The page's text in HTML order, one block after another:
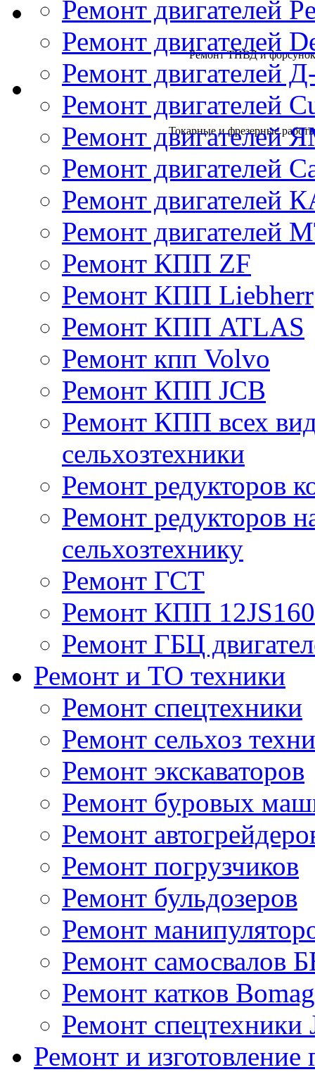
Ремонт ТНВД и форсунок
Токарные и фрезерные
Ремонт двигателей
Ремонт двигателей
Ремонт двигателей
Ремонт двигателей
Ремонт двигателей
Ремонт двигателей
Ремонт двигателей
Ремонт двигателей
Ремонт КПП ZF
Ремонт КПП Liebherr
Ремонт КПП ATLAS
Ремонт кпп Volvo
Ремонт КПП JСB
Ремонт КПП всех
сельхозтехники
Ремонт редукторов
Ремонт редукторов
сельхозтехнику
Ремонт ГСТ
Ремонт КПП
Ремонт ГБЦ
Ремонт и ТО техники
Ремонт спецтехники
Ремонт сельхоз
Ремонт экскаваторов
Ремонт буровых
Ремонт
Ремонт погрузчиков
Ремонт бульдозеров
Ремонт
Ремонт самосвалов
Ремонт катков Bomag
Ремонт спецтехники
Ремонт и изготовление